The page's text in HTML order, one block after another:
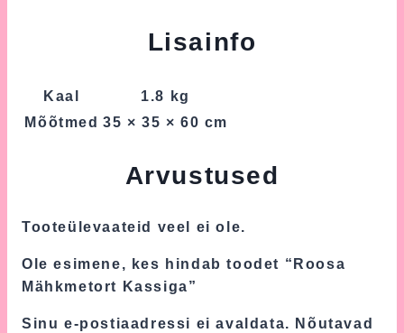
Lisainfo
Kaal
1.8 kg
Mõõtmed 35 × 35 × 60 cm
Arvustused
Tooteülevaateid veel ei ole.
Ole esimene, kes hindab toodet “Roosa
Mähkmetort Kassiga”
Sinu e-postiaadressi ei avaldata. Nõutavad